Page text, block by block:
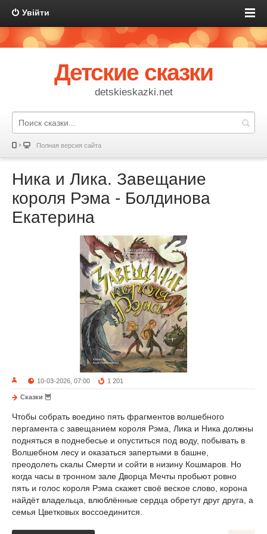
Увійти
Детские сказки
detskieskazki.net
Полная версия сайта
Ника и Лика. Завещание
короля Рэма - Болдинова
Екатерина
10-03-2026, 07:00 1 201
Сказки 🦉
Чтобы собрать воедино пять фрагментов волшебного
пергамента с завещанием короля Рэма, Лика и Ника должны
подняться в поднебесье и опуститься под воду, побывать в
Волшебном лесу и оказаться запертыми в башне,
преодолеть скалы Смерти и сойти в низину Кошмаров. Но
когда часы в тронном зале Дворца Мечты пробьют ровно
пять и голос короля Рэма скажет своё веское слово, корона
найдёт владельца, влюблённые сердца обретут друг друга, а
семья Цветковых воссоединится.